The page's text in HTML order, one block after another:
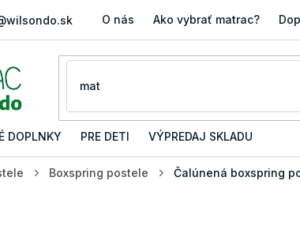
O nás Ako vybrať matrac?
DOPLNKY PRE DETI VÝPREDAJ SKLADU
Boxspring postele Čalúnená boxspring